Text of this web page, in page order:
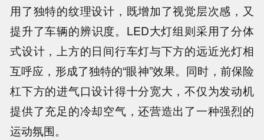
用了独特的纹理设计，既增加了视觉层次感，又
提升了车辆的辨识度。LED大灯组则采用了分体
式设计，上方的日间行车灯与下方的远近光灯相
互呼应，形成了独特的“眼神”效果。同时，前保险
杠下方的进气口设计得十分宽大，不仅为发动机
提供了充足的冷却空气，还营造出了一种强烈的
运动氛围。